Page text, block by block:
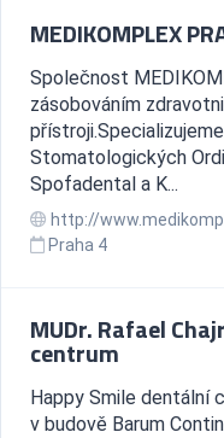
MEDIKOMPLEX
Společnost
zásobováním
Stomatologických
Spofadental a K...
http://
Praha 4
MUDr. Rafael
centrum
Happy Smile dentální
v budově Barum